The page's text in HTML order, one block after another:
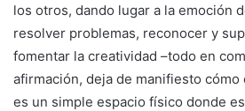
los otros, dando lugar a la emoción
resolver problemas, reconocer y
fomentar la creatividad –todo en
afirmación, deja de manifiesto cómo
es un simple espacio físico donde